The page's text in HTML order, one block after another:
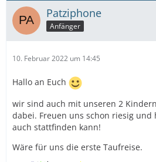
Patziphone
Anfänger
10. Februar 2022 um 14:45
Hallo an Euch
wir sind auch mit unseren 2
dabei. Freuen uns schon riesig und
auch stattfinden kann!
Wäre für uns die erste Taufreise.